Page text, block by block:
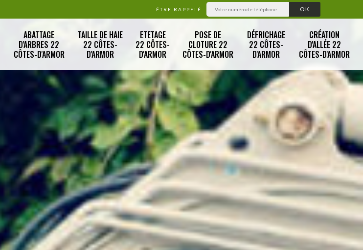
ÊTRE RAPPELÉ
ABATTAGE
D'ARBRES 22
CÔTES-D'ARMOR
TAILLE DE HAIE
22 CÔTES-
D'ARMOR
ETETAGE
22 CÔTES-
D'ARMOR
POSE DE
CLOTURE 22
CÔTES-D'ARMOR
DÉFRICHAGE
22 CÔTES-
D'ARMOR
CRÉATION
D'ALLÉE 22
CÔTES-D'ARMOR